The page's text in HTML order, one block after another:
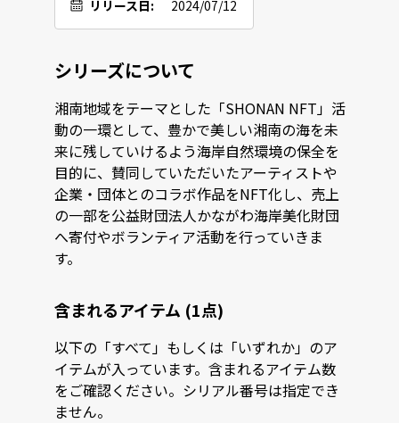
リリース日: 2024/07/12
シリーズについて
湘南地域をテーマとした「SHONAN NFT」活
動の一環として、豊かで美しい湘南の海を未
来に残していけるよう海岸自然環境の保全を
目的に、賛同していただいたアーティストや
企業・団体とのコラボ作品をNFT化し、売上
の一部を公益財団法人かながわ海岸美化財団
へ寄付やボランティア活動を行っていきま
す。
含まれるアイテム (1点)
以下の「すべて」もしくは「いずれか」のア
イテムが入っています。含まれるアイテム数
をご確認ください。シリアル番号は指定でき
ません。